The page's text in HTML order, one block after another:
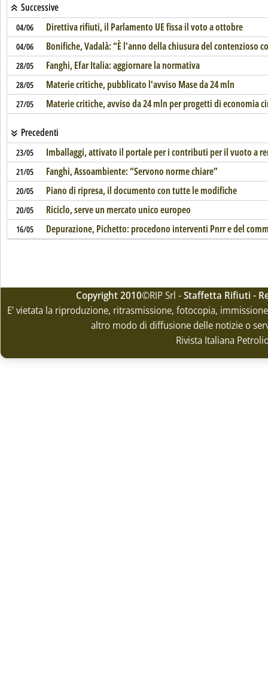
Successive
04/06 Direttiva rifiuti, il Parlamento UE fissa il voto a ottobre
04/06 Bonifiche, Vadalà: “È l'anno della chiusura del contenzioso
28/05 Fanghi, Efar Italia: aggiornare la normativa
28/05 Materie critiche, pubblicato l'avviso Mase da 24 mln
27/05 Materie critiche, avviso da 24 mln per progetti di economia
Precedenti
23/05 Imballaggi, attivato il portale per i contributi per il vuoto a
21/05 Fanghi, Assoambiente: “Servono norme chiare”
20/05 Piano di ripresa, il documento con tutte le modifiche
20/05 Riciclo, serve un mercato unico europeo
16/05 Depurazione, Pichetto: procedono interventi Pnrr e del
Copyright 2010©RIP Srl -Staffetta Rifiuti -
E' vietata la riproduzione, ritrasmissione, fotocopia,
altro modo di diffusione delle notizie o
Rivista Italiana